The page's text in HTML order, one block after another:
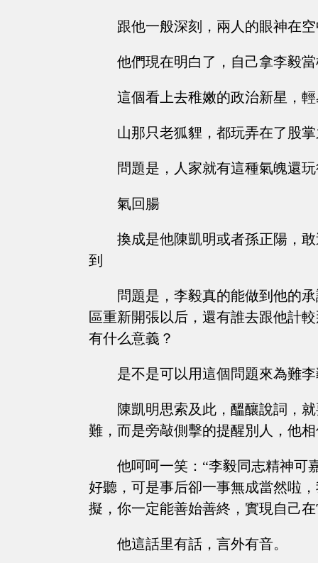
跟他一般深刻，兩人的眼神在
他們現在明白了，自己拿李毅
這個看上去稚嫩的政治新星，
山那只老狐貍，都玩弄在了股
問題是，人家就有這種氣魄還
氣回腸
換成是他陳凱明或者孫正陽，
到
問題是，李毅真的能做到他的
區重新開張以后，還有誰去跟他計
有什么意義？
是不是可以用這個問題來為難
陳凱明思索及此，醞釀說詞，
難，而是旁敲側擊的提醒別人，他
他呵呵一笑：“李毅同志精神可
好聽，可是事后卻一事無成當然啦
擬，你一定能善始善終，實現自己
他這話里有話，言外有音。